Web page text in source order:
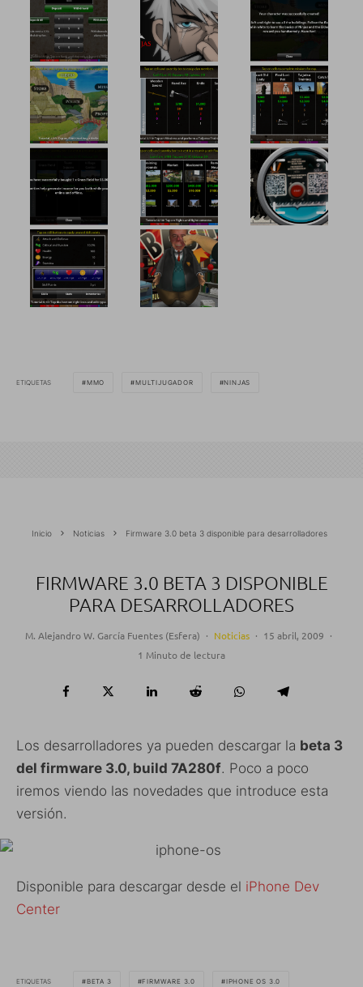
ETIQUETAS MMO MULTIJUGADOR NINJAS
Inicio Noticias Firmware 3.0 beta 3 disponible para desarrolladores
FIRMWARE 3.0 BETA 3 DISPONIBLE
PARA DESARROLLADORES
M. Alejandro W. García Fuentes (Esfera) · Noticias · 15 abril, 2009 ·
1 Minuto de lectura
Los desarrolladores ya pueden descargar la beta 3
del firmware 3.0, build 7A280f. Poco a poco
iremos viendo las novedades que introduce esta
versión.
Disponible para descargar desde el iPhone Dev
Center
ETIQUETAS BETA 3 FIRMWARE 3.0 IPHONE OS 3.0